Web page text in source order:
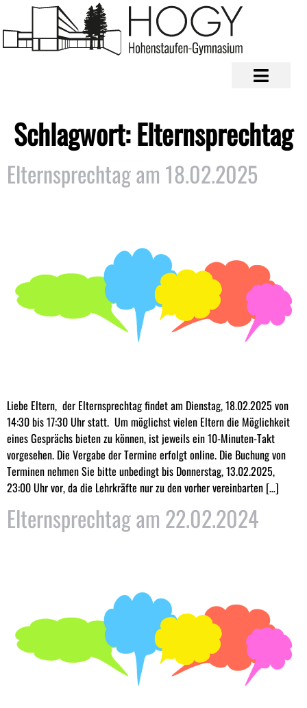
Schlagwort:Elternsprechtag
Elternsprechtag am 18.02.2025
Liebe Eltern, der Elternsprechtag findet am Dienstag, 18.02.2025 von
14:30 bis 17:30 Uhr statt. Um möglichst vielen Eltern die Möglichkeit
eines Gesprächs bieten zu können, ist jeweils ein 10-Minuten-Takt
vorgesehen. Die Vergabe der Termine erfolgt online. Die Buchung von
Terminen nehmen Sie bitte unbedingt bis Donnerstag, 13.02.2025,
23:00 Uhr vor, da die Lehrkräfte nur zu den vorher vereinbarten […]
Elternsprechtag am 22.02.2024